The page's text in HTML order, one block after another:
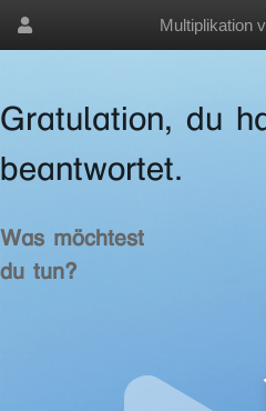
Multiplikation
Gratulation, du
beantwortet.
Was möchtest
du tun?